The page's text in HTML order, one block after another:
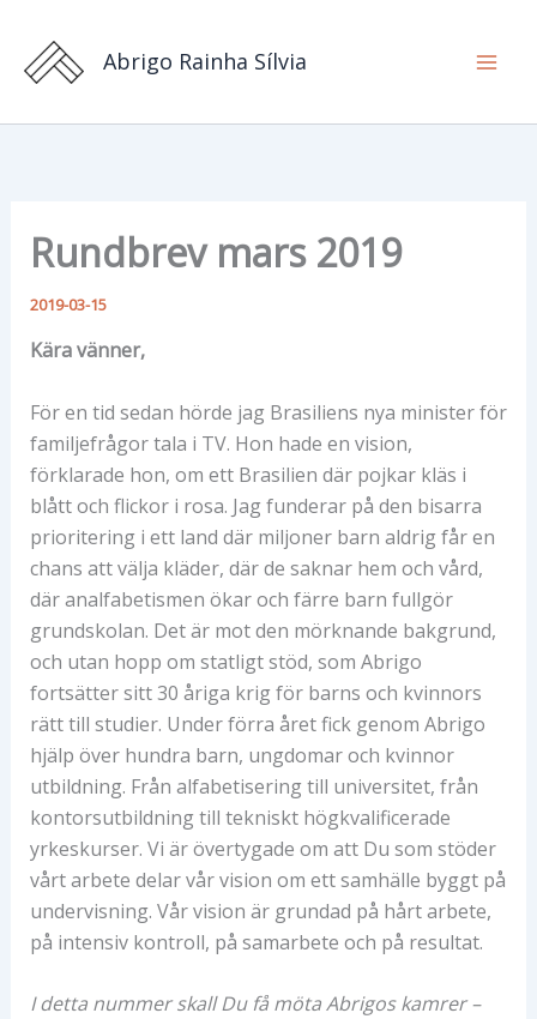
innehåll
Abrigo Rainha Sílvia
Rundbrev mars 2019
2019-03-15
Kära vänner,
För en tid sedan hörde jag Brasiliens nya minister för
familjefrågor tala i TV. Hon hade en vision,
förklarade hon, om ett Brasilien där pojkar kläs i
blått och flickor i rosa. Jag funderar på den bisarra
prioritering i ett land där miljoner barn aldrig får en
chans att välja kläder, där de saknar hem och vård,
där analfabetismen ökar och färre barn fullgör
grundskolan. Det är mot den mörknande bakgrund,
och utan hopp om statligt stöd, som Abrigo
fortsätter sitt 30 åriga krig för barns och kvinnors
rätt till studier. Under förra året fick genom Abrigo
hjälp över hundra barn, ungdomar och kvinnor
utbildning. Från alfabetisering till universitet, från
kontorsutbildning till tekniskt högkvalificerade
yrkeskurser. Vi är övertygade om att Du som stöder
vårt arbete delar vår vision om ett samhälle byggt på
undervisning. Vår vision är grundad på hårt arbete,
på intensiv kontroll, på samarbete och på resultat.
I detta nummer skall Du få möta Abrigos kamrer –